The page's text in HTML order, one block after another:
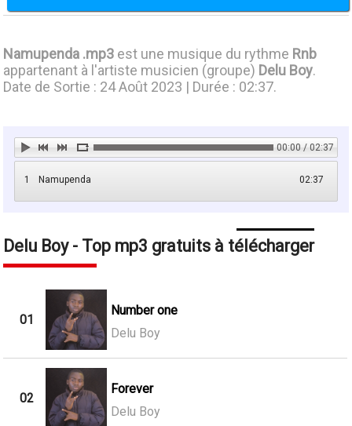
Namupenda .mp3 est une musique du rythme Rnb
appartenant à l'artiste musicien (groupe) Delu Boy.
Date de Sortie : 24 Août 2023 | Durée : 02:37.
00:00 / 02:37
1 02:37
Namupenda
Delu Boy - Top mp3 gratuits à télécharger
01
Number one
Delu Boy
02
Forever
Delu Boy